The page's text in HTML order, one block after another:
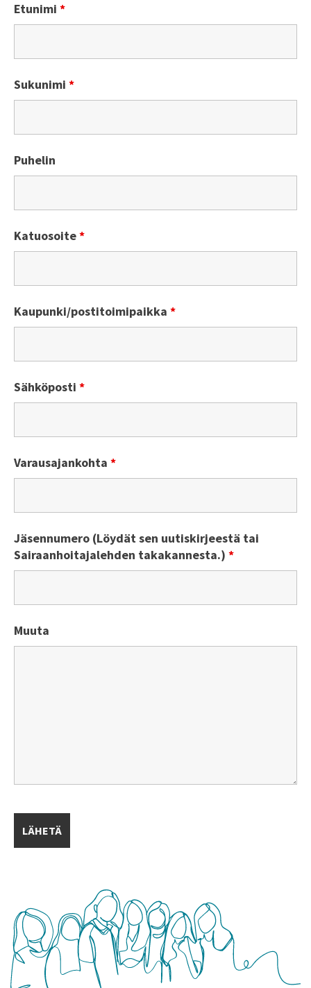
Etunimi *
Sukunimi *
Puhelin
Katuosoite*
Kaupunki/postitoimipaikka *
Sähköposti *
Varausajankohta *
Jäsennumero (Löydät sen uutiskirjeestä tai
Sairaanhoitajalehden takakannesta.) *
Muuta